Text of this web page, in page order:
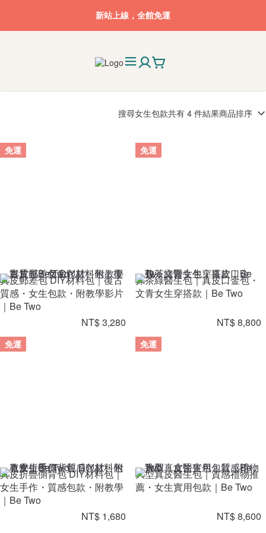
新站上線，全館免運
搜尋女生包款共有 4 件結果商品排序
免運
真皮郵差包 DIY材料包｜復古
質感・女生包款・附教學影片
｜Be Two
NT$ 3,280
免運
抹茶綠醫生包｜真皮口金包・
文青女生穿搭款｜Be Two
NT$ 8,800
免運
真皮折疊側背包 DIY材料包｜
女生手作・質感包款・附教學
｜Be Two
NT$ 1,680
免運
大型真皮醫生包｜質感禮物推
薦・女生實用包款｜Be Two
NT$ 8,600